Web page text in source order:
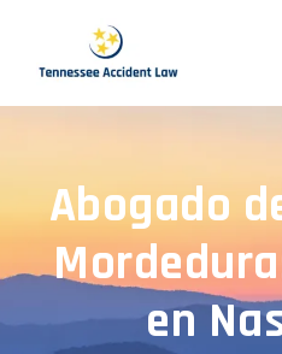
Abogado
en